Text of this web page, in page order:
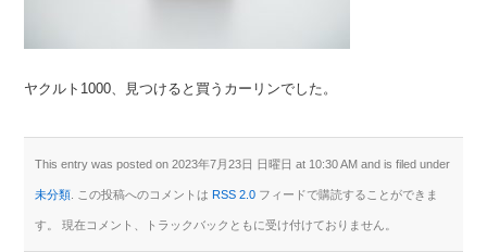
ヤクルト1000、見つけると買うカーリンでした。
This entry was posted on 2023年7月23日 日曜日 at 10:30 AM and is filed under
未分類 . この投稿へのコメントはRSS 2.0 フィードで購読することができま
す。 現在コメント、トラックバックともに受け付けておりません。